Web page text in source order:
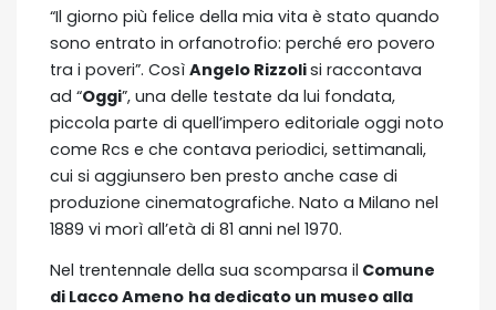
“Il giorno più felice della mia vita è stato quando
sono entrato in orfanotrofio: perché ero povero
tra i poveri”. Così Angelo Rizzolisi raccontava
ad “Oggi”, una delle testate da lui fondata,
piccola parte di quell’impero editoriale oggi noto
come Rcs e che contava periodici, settimanali,
cui si aggiunsero ben presto anche case di
produzione cinematografiche. Nato a Milano nel
1889 vi morì all’età di 81 anni nel 1970.
Nel trentennale della sua scomparsa il Comune
di Lacco Ameno ha dedicato un museo alla